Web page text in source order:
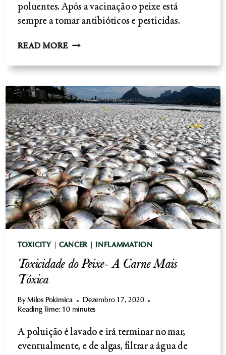
poluentes. Após a vacinação o peixe está
sempre a tomar antibióticos e pesticidas.
READ MOREPEIXE
'FOSSA
PARAÍSO
TOXICITY CANCER INFLAMMATION
Toxicidade do Peixe- A Carne Mais
Tóxica
By Milos Pokimica
Dezembro 17, 2020
Reading Time: 10 minutes
A poluição é lavado e irá terminar no mar,
eventualmente, e de algas, filtrar a água de